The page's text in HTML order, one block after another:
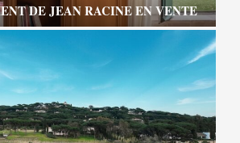
DE JEAN RACINE EN VENTE